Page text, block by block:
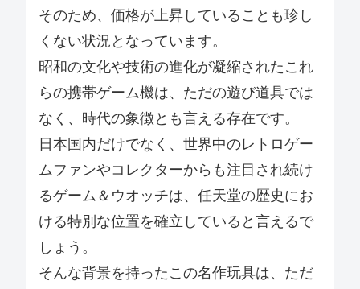
そのため、価格が上昇していることも珍し
くない状況となっています。
昭和の文化や技術の進化が凝縮されたこれ
らの携帯ゲーム機は、ただの遊び道具では
なく、時代の象徴とも言える存在です。
日本国内だけでなく、世界中のレトロゲー
ムファンやコレクターからも注目され続け
るゲーム＆ウオッチは、任天堂の歴史にお
ける特別な位置を確立していると言えるで
しょう。
そんな背景を持ったこの名作玩具は、ただ